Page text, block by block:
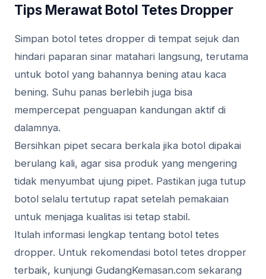
Tips Merawat Botol Tetes Dropper
Simpan botol tetes dropper di tempat sejuk dan
hindari paparan sinar matahari langsung, terutama
untuk botol yang bahannya bening atau kaca
bening. Suhu panas berlebih juga bisa
mempercepat penguapan kandungan aktif di
dalamnya.
Bersihkan pipet secara berkala jika botol dipakai
berulang kali, agar sisa produk yang mengering
tidak menyumbat ujung pipet. Pastikan juga tutup
botol selalu tertutup rapat setelah pemakaian
untuk menjaga kualitas isi tetap stabil.
Itulah informasi lengkap tentang botol tetes
dropper. Untuk rekomendasi botol tetes dropper
terbaik, kunjungi GudangKemasan.com sekarang